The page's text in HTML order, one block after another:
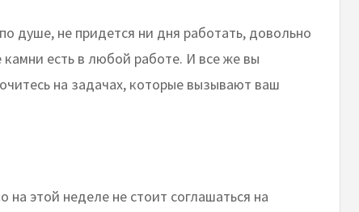
душе, не придется ни дня работать, довольно
есть в любой работе. И все же вы
на задачах, которые вызывают ваш
на этой неделе не стоит соглашаться на